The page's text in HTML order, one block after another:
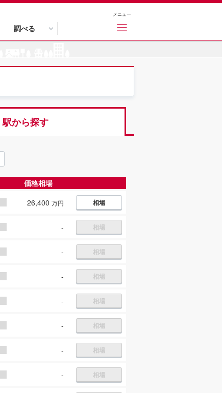
調べる
メニュー
から探す
価格相場
26,400 万円 相場
- 相場
- 相場
- 相場
- 相場
- 相場
- 相場
- 相場